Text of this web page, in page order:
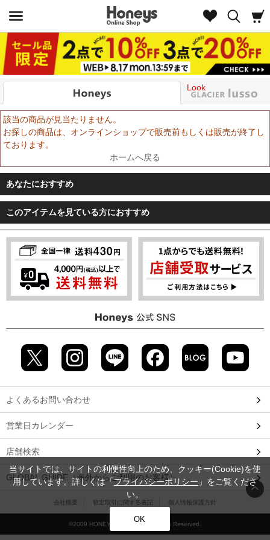
Look
該当の商品が見当たりません。
お探しの商品は、オンラインショップで販売前もしくは販売が終了し
ております。
ホームへ戻る
あなたにおすすめ
このアイテムを見ている方におすすめ
よくあるお問い合わせ
営業日カレンダー
店舗検索
GLOBAL GUIDE（海外からご利用のお客様）
会社概要 特定取引に関する表記 個人情報保護方針
©2009 HONEYS CO., LTD. All Rights Reserved.
当サイトでは、サイトの利便性向上のため、クッキー(Cookie)を使
用しています。詳しくは「プライバシーポリシー 」をご覧くださ
い。
OK